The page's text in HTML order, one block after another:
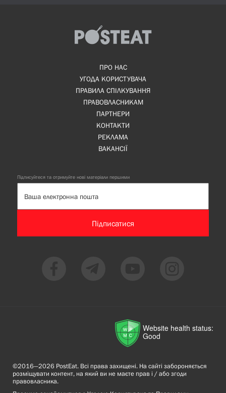
ПРО НАС
УГОДА КОРИСТУВАЧА
ПРАВИЛА СПІЛКУВАННЯ
ПРАВОВЛАСНИКАМ
ПАРТНЕРИ
КОНТАКТИ
РЕКЛАМА
ВАКАНСІЇ
Підписуйтеся та отримуйте нові матеріали першими
Підписатися
Website health status:
Good
©2016—2026 PostEat. Всі права захищені. На сайті забороняється
розміщувати контент, на який ви не маєте прав і / або згоди
правовласника.